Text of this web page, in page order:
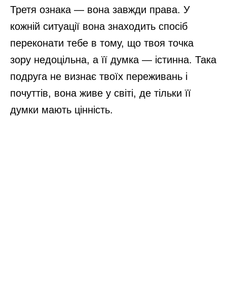
Третя ознака — вона завжди права. У
кожній ситуації вона знаходить спосіб
переконати тебе в тому, що твоя точка
зору недоцільна, а її думка — істинна. Така
подруга не визнає твоїх переживань і
почуттів, вона живе у світі, де тільки її
думки мають цінність.